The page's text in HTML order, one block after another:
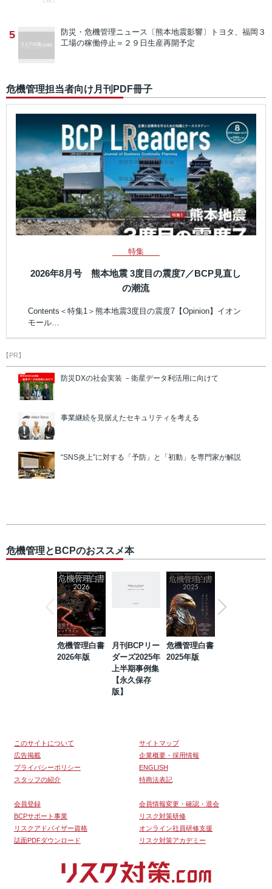
5 防災・危機管理ニュース 〔熊本地震影響〕トヨタ、福岡３
工場の稼働停止＝２９日生産再開予定
危機管理担当者向け月刊PDF冊子
特集
2026年8月号 熊本地震 3度目の震度7／BCP見直し
の潮流
Contents＜特集1＞熊本地震3度目の震度7【Opinion】イオン
モール…
【PR】
防災DXの社会実装 －衛星データ利活用に向けて
事業継続を見据えたセキュリティを考える
“SNS炎上”に対する「予防」と「初動」を専門家が解説
危機管理とBCPのおススメ本
危機管理白書
2026年版
月刊BCPリー
ダーズ2025年
上半期事例集
【永久保存
版】
危機管理白書
2025年版
このサイトについて
サイトマップ
広告掲載
企業概要・採用情報
プライバシーポリシー
ENGLISH
スタッフの紹介
特商法表記
会員登録
会員情報変更・確認・退会
BCPサポート事業
リスク対策研修
リスクアドバイザー資格
オンライン社員研修支援
誌面PDFダウンロード
リスク対策アカデミー